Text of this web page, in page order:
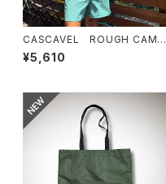
CASCAVEL ROUGH CAMO
BOX TEE ホワイトカモ１
¥5,610